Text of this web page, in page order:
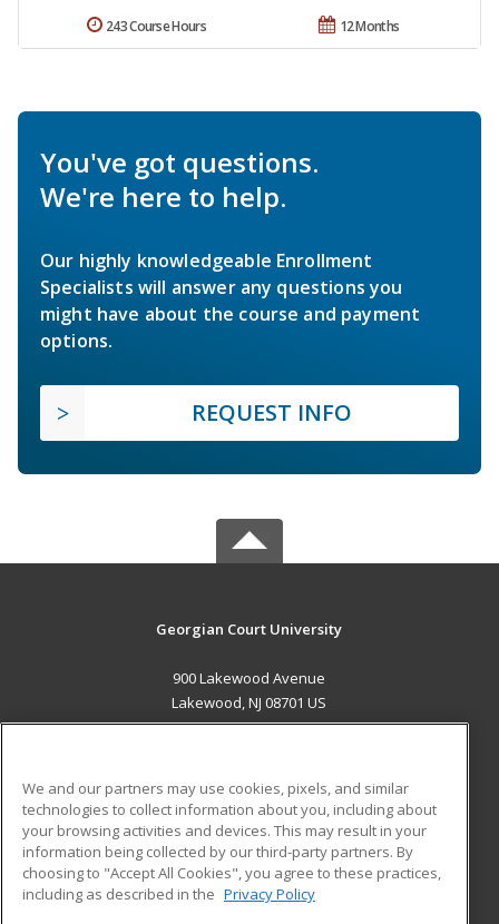
12 Months
243 Course Hours
You've got questions.
We're here to help.
Our highly knowledgeable Enrollment
Specialists will answer any questions you
might have about the course and payment
options.
REQUEST INFO
Georgian Court University
900 Lakewood Avenue
Lakewood, NJ 08701 US
ADDITIONAL RESOURCES
Military
Financial Assistance
Help
Student Blog
We and our partners may use cookies, pixels, and similar
technologies to collect information about you, including about
your browsing activities and devices. This may result in your
information being collected by our third-party partners. By
choosing to "Accept All Cookies", you agree to these practices,
including as described in the Privacy Policy